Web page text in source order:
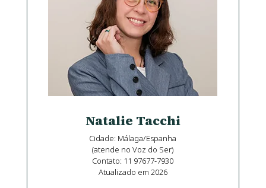
Natalie Tacchi
Cidade: Málaga/Espanha
(atende no Voz do Ser)
Contato: 11 97677-7930
Atualizado em 2026